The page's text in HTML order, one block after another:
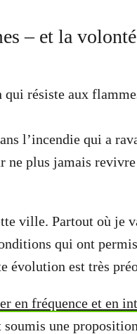
– et la
résiste aux
l’incendie qui a
ne plus jamais
ville. Partout où je
qui ont
évolution est très
en fréquence et en
une